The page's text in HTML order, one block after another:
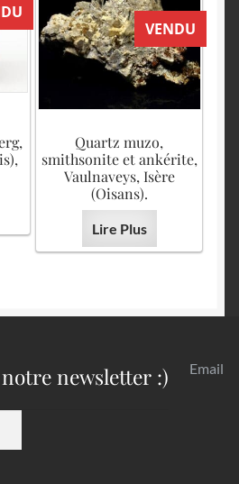
VENDU
Quartz muzo,
smithsonite et ankérite,
Vaulnaveys, Isère
(Oisans).
Lire Plus
newsletter :) Email